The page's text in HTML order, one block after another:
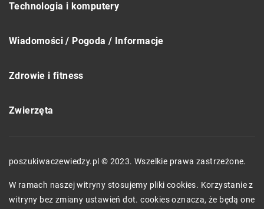
Technologia i komputery
Wiadomości / Pogoda / Informacje
Zdrowie i fitness
Zwierzęta
poszukiwaczewiedzy.pl © 2023. Wszelkie prawa zastrzeżone.
W ramach naszej witryny stosujemy pliki cookies. Korzystanie z
witryny bez zmiany ustawień dot. cookies oznacza, że będą one